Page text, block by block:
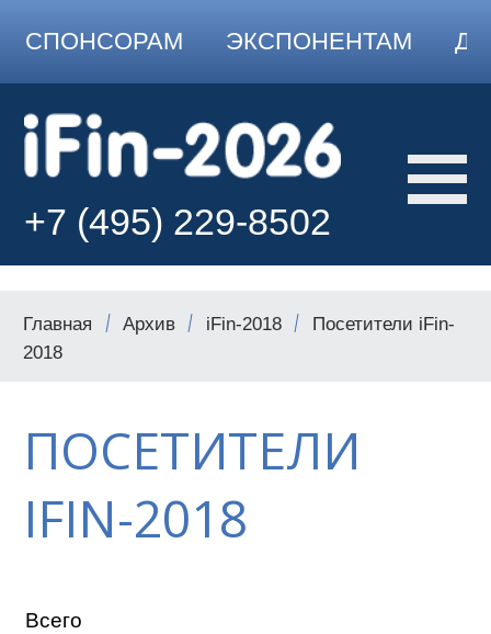
СПОНСОРАМ ЭКСПОНЕНТАМ
+7 (495) 229-8502
Главная Архив iFin-2018
Посетители iFin-
2018
ПОСЕТИТЕЛИ
IFIN-2018
Всего